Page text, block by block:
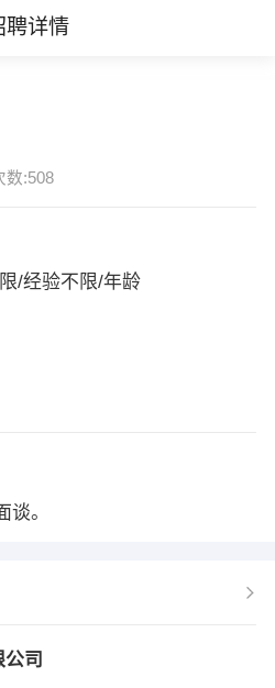
聘详情
数:508
/经验不限/年龄
。
司